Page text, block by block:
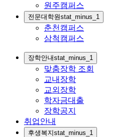
원주캠퍼스
전문대학원stat_minus_1
춘천캠퍼스
삼척캠퍼스
장학안내stat_minus_1
맞춤장학 조회
교내장학
교외장학
학자금대출
장학공지
취업안내
후생복지stat_minus_1